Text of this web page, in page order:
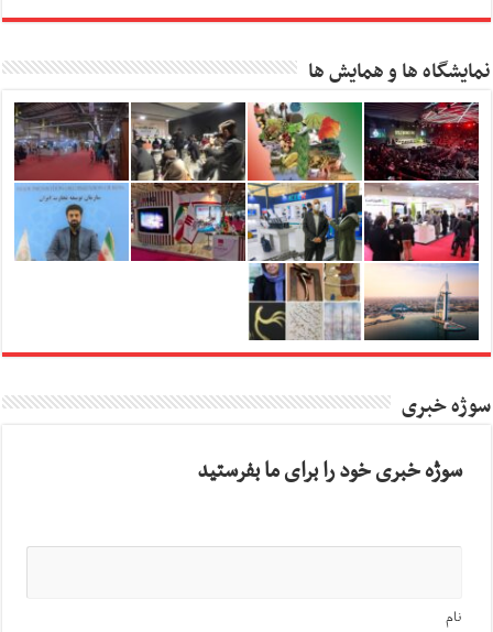
نمایشگاه ها و همایش ها
سوژه خبری
سوژه خبری خود را برای ما بفرستید
نام